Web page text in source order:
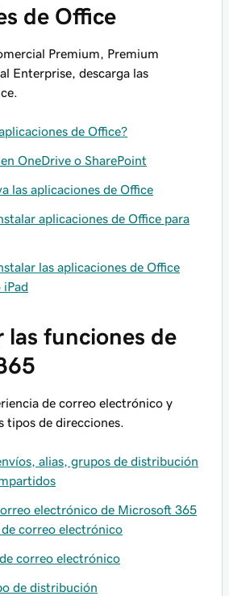
de Office
Premium, Premium
Enterprise, descarga las
de Office?
OneDrive o SharePoint
las aplicaciones de Office
aplicaciones de Office para
las aplicaciones de Office
iPad
las funciones de
de correo electrónico y
tipos de direcciones.
alias, grupos de distribución
electrónico de Microsoft 365
correo electrónico
correo electrónico
de distribución